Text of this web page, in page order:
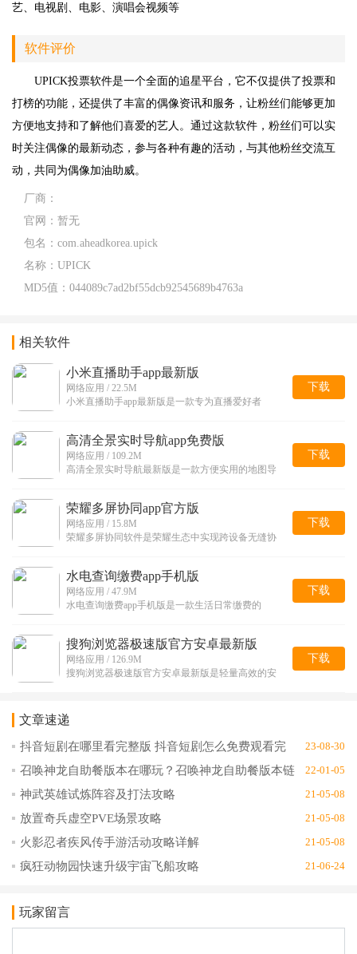
艺、电视剧、电影、演唱会视频等
软件评价
UPICK投票软件是一个全面的追星平台，它不仅提供了投票和
打榜的功能，还提供了丰富的偶像资讯和服务，让粉丝们能够更加
方便地支持和了解他们喜爱的艺人。通过这款软件，粉丝们可以实
时关注偶像的最新动态，参与各种有趣的活动，与其他粉丝交流互
动，共同为偶像加油助威。
厂商：
官网： 暂无
包名： com.aheadkorea.upick
名称： UPICK
MD5值： 044089c7ad2bf55dcb92545689b4763a
相关软件
小米直播助手app最新版
网络应用 / 22.5M
小米直播助手app最新版是一款专为直播爱好者
下载
高清全景实时导航app免费版
网络应用 / 109.2M
高清全景实时导航最新版是一款方便实用的地图导
下载
荣耀多屏协同app官方版
网络应用 / 15.8M
荣耀多屏协同软件是荣耀生态中实现跨设备无缝协
下载
水电查询缴费app手机版
网络应用 / 47.9M
水电查询缴费app手机版是一款生活日常缴费的
下载
搜狗浏览器极速版官方安卓最新版
网络应用 / 126.9M
搜狗浏览器极速版官方安卓最新版是轻量高效的安
下载
文章速递
抖音短剧在哪里看完整版 抖音短剧怎么免费观看完
23-08-30
召唤神龙自助餐版本在哪玩？召唤神龙自助餐版本链
22-01-05
神武英雄试炼阵容及打法攻略 21-05-08
放置奇兵虚空PVE场景攻略 21-05-08
火影忍者疾风传手游活动攻略详解 21-05-08
疯狂动物园快速升级宇宙飞船攻略 21-06-24
玩家留言